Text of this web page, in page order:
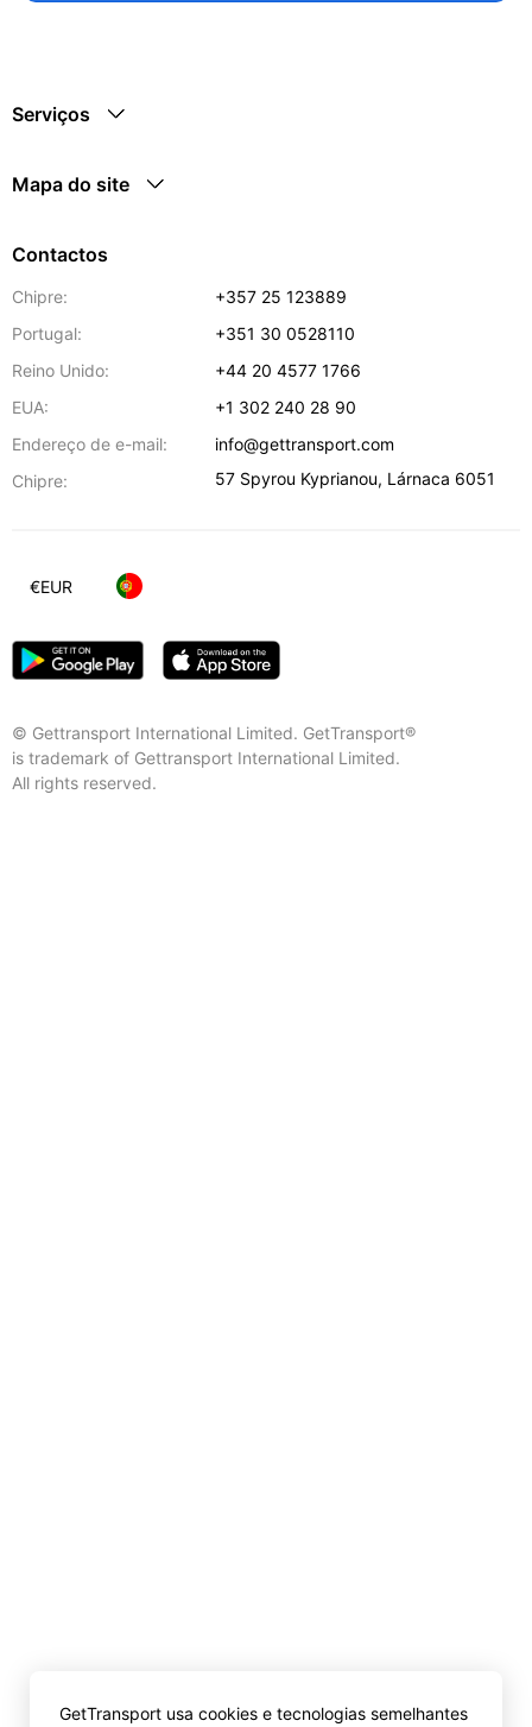
Serviços
Mapa do site
Contactos
Chipre:
+357 25 123889
Portugal:
+351 30 0528110
Reino Unido:
+44 20 4577 1766
EUA:
+1 302 240 28 90
Endereço de e-mail:
info@gettransport.com
Chipre:
57 Spyrou Kyprianou, Lárnaca 6051
© Gettransport International Limited. GetTransport®
is trademark of Gettransport International Limited.
All rights reserved.
€EUR
GetTransport usa cookies e tecnologias semelhantes